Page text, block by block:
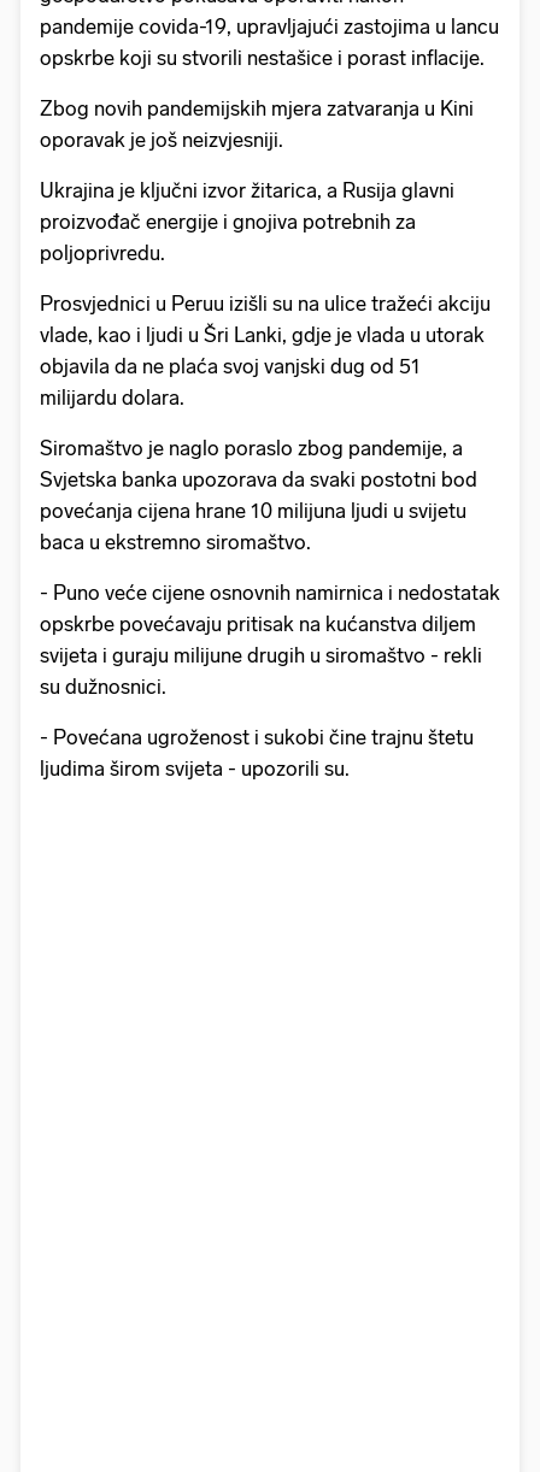
pandemije covida-19, upravljajući zastojima u lancu
opskrbe koji su stvorili nestašice i porast inflacije.
Zbog novih pandemijskih mjera zatvaranja u Kini
oporavak je još neizvjesniji.
Ukrajina je ključni izvor žitarica, a Rusija glavni
proizvođač energije i gnojiva potrebnih za
poljoprivredu.
Prosvjednici u Peruu izišli su na ulice tražeći akciju
vlade, kao i ljudi u Šri Lanki, gdje je vlada u utorak
objavila da ne plaća svoj vanjski dug od 51
milijardu dolara.
Siromaštvo je naglo poraslo zbog pandemije, a
Svjetska banka upozorava da svaki postotni bod
povećanja cijena hrane 10 milijuna ljudi u svijetu
baca u ekstremno siromaštvo.
- Puno veće cijene osnovnih namirnica i nedostatak
opskrbe povećavaju pritisak na kućanstva diljem
svijeta i guraju milijune drugih u siromaštvo - rekli
su dužnosnici.
- Povećana ugroženost i sukobi čine trajnu štetu
ljudima širom svijeta - upozorili su.